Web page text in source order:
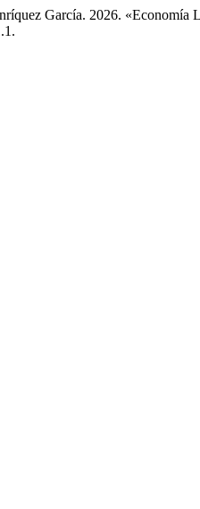
García. 2026.